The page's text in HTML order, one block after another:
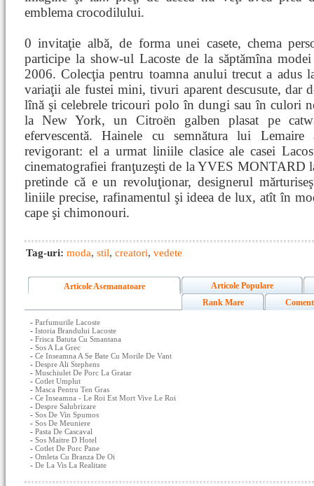
emblema crocodilului.
0 invitaţie albă, de forma unei casete, chema
participe la show-ul Lacoste de la săptămîna
2006. Colecţia pentru toamna anului trecut a adus
variaţii ale fustei mini, tivuri aparent descusute, dar
lînă şi celebrele tricouri polo în dungi sau în culori
la New York, un Citroën galben plasat pe
efervescentă. Hainele cu semnătura lui
revigorant: el a urmat liniile clasice ale casei
cinematografiei franţuzeşti de la YVES MONTARD
pretinde că e un revoluţionar, designerul
liniile precise, rafinamentul şi ideea de lux, atît în
cape şi chimonouri.
Tag-uri: moda, stil, creatori, vedete
Articole Asemanatoare
Articole Populare
Rank Mare
- Parfumurile Lacoste
- Istoria Brandului Lacoste
- Frisca Batuta Cu Smantana
- Sos A La Grec
- Ce Inseamna A Se Bate Cu Morile De Vant
- Despre Ali Stephens
- Muschiulet De Porc La Gratar
- Cotlet Umplut
- Masca Pentru Ten Gras
- Ce Inseamna - Le Roi Est Mort Vive Le Roi
- Despre Salubrizare
- Sos De Vin Spumos
- Sos De Meuniere
- Pasta De Cascaval
- Sos Maitre D Hotel
- Cotlet De Porc Pane
- Omleta Cu Branza De Oi
- De La Vis La Realitate